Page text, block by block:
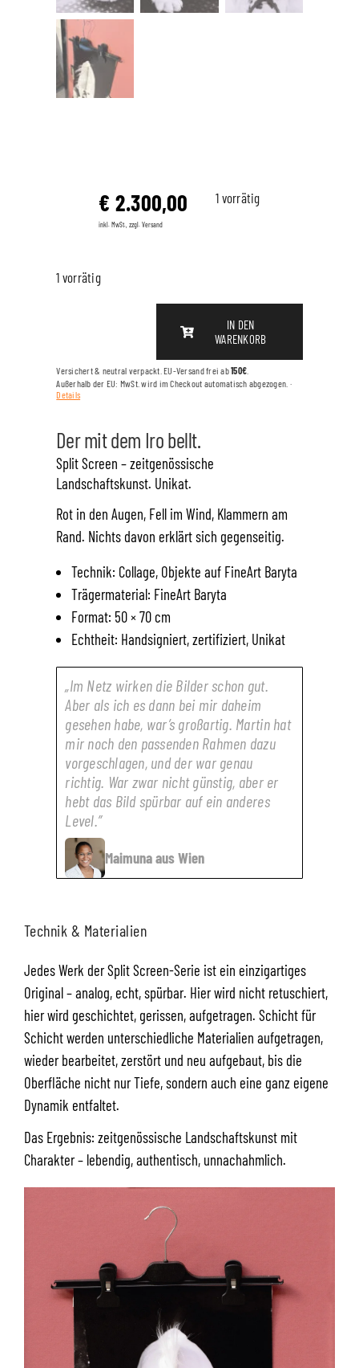
€ 2.300,00
inkl. MwSt., zzgl. Versand
1 vorrätig
1 vorrätig
-
IN DEN
WARENKORB
Versichert & neutral verpackt. EU-Versand frei ab150€
Außerhalb der EU: MwSt. wird im Checkout automatisch abgezogen. ·
Details
Der mit dem Iro bellt.
Split Screen – zeitgenössische
Landschaftskunst. Unikat.
Rot in den Augen, Fell im Wind, Klammern am
Rand. Nichts davon erklärt sich gegenseitig.
Technik: Collage, Objekte auf FineArt Baryta
Trägermaterial: FineArt Baryta
Format: 50 × 70 cm
Echtheit: Handsigniert, zertifiziert, Unikat
„Im Netz wirken die Bilder schon gut.
Aber als ich es dann bei mir daheim
gesehen habe, war’s großartig. Martin hat
mir noch den passenden Rahmen dazu
vorgeschlagen, und der war genau
richtig. War zwar nicht günstig, aber er
hebt das Bild spürbar auf ein anderes
Level.”
Maimuna aus Wien
Technik & Materialien
Jedes Werk der Split Screen-Serie ist ein einzigartiges
Original – analog, echt, spürbar. Hier wird nicht retuschiert,
hier wird geschichtet, gerissen, aufgetragen. Schicht für
Schicht werden unterschiedliche Materialien aufgetragen,
wieder bearbeitet, zerstört und neu aufgebaut, bis die
Oberfläche nicht nur Tiefe, sondern auch eine ganz eigene
Dynamik entfaltet.
Das Ergebnis: zeitgenössische Landschaftskunst mit
Charakter – lebendig, authentisch, unnachahmlich.